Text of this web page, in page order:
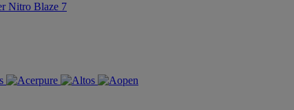
Nitro Blaze 7